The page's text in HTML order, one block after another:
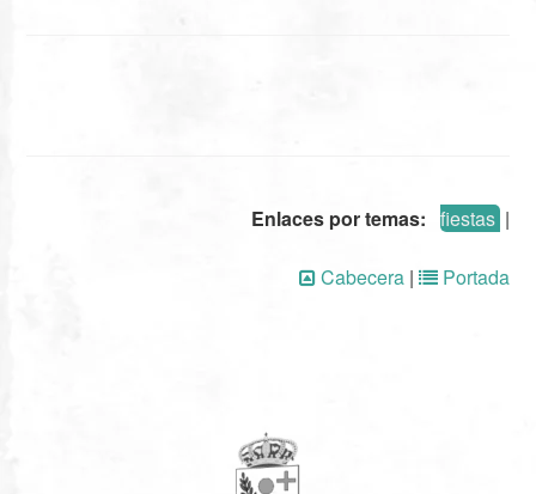
Enlaces por temas: fiestas|
Cabecera| Portada